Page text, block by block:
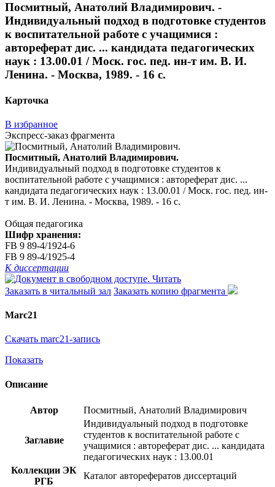
Посмитный, Анатолий Владимирович. -
Индивидуальный подход в подготовке студентов
к воспитательной работе с учащимися :
автореферат дис. ... кандидата педагогических
наук : 13.00.01 / Моск. гос. пед. ин-т им. В. И.
Ленина. - Москва, 1989. - 16 с.
Карточка
В избранное
Экспресс-заказ фрагмента
Посмитный, Анатолий Владимирович.
Индивидуальный подход в подготовке студентов к
воспитательной работе с учащимися : автореферат дис. ...
кандидата педагогических наук : 13.00.01 / Моск. гос. пед. ин-
т им. В. И. Ленина. - Москва, 1989. - 16 с.
Общая педагогика
Шифр хранения:
FB 9 89-4/1924-6
FB 9 89-4/1925-4
К диссертации
Читать
Заказать в читальный зал Заказать копию фрагмента
Marc21
Скачать marc21-запись
Показать
Описание
Автор Посмитный, Анатолий Владимирович
Заглавие
Индивидуальный подход в подготовке
студентов к воспитательной работе с
учащимися : автореферат дис. ... кандидата
педагогических наук : 13.00.01
Коллекции ЭК
РГБ
Каталог авторефератов диссертаций